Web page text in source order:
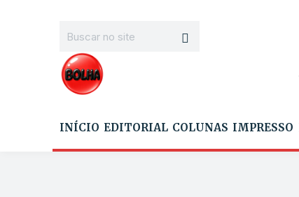
INÍCIO EDITORIAL COLUNAS IMPRESSO